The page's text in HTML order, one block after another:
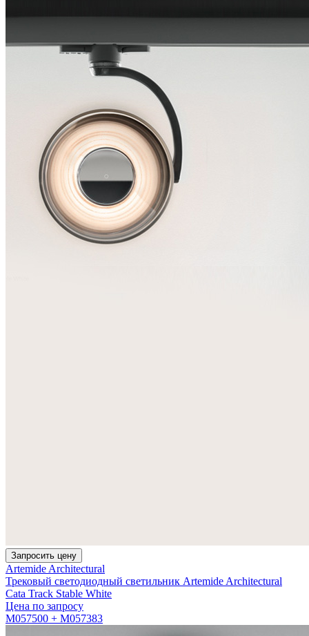
Запросить цену
Artemide Architectural
Трековый светодиодный светильник Artemide Architectural
Cata Track Stable White
Цена по запросу
M057500 + M057383